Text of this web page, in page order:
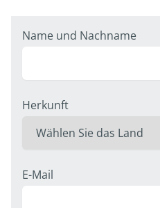
Name und Nachname
Herkunft
E-Mail